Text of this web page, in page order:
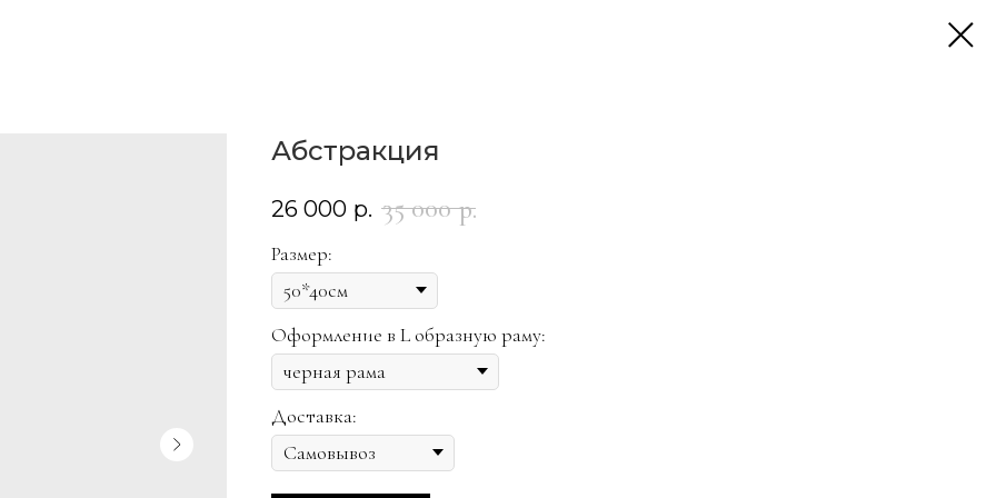
Абстракция
26 000 р. 35 000 р.
Размер:
Оформление в L образную раму:
Доставка: